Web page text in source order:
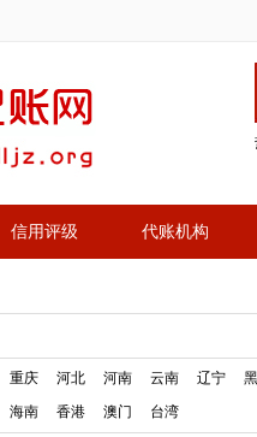
信用评级 代账机构
重庆 河北 河南 云南 辽宁
海南 香港 澳门 台湾